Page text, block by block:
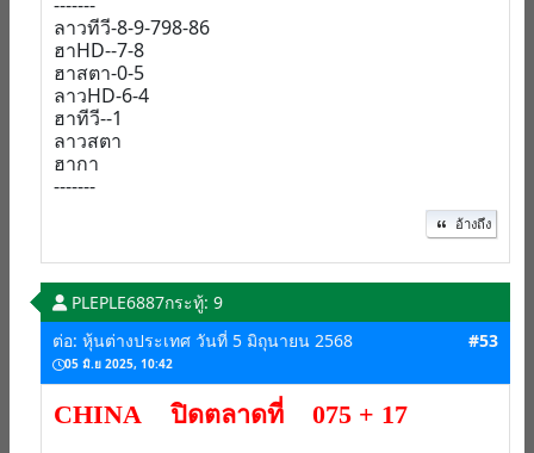
ลาวทีวี-8-9-798-86
ฮาHD--7-8
ฮาสตา-0-5
ลาวHD-6-4
ฮาทีวี--1
ลาวสตา
ฮากา
-------
อ้างถึง
PLEPLE6887กระทู้: 9
ต่อ: หุ้นต่างประเทศ วันที่ 5 มิถุนายน 2568
05 มิ.ย 2025, 10:42
#53
CHINA ปิดตลาดที่ 075 + 17